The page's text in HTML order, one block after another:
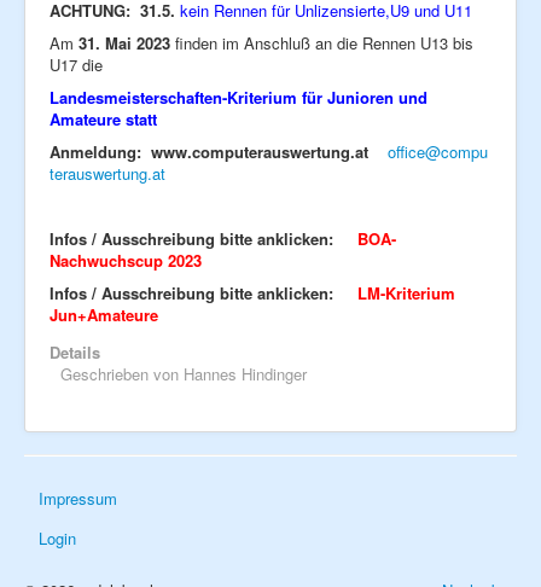
ACHTUNG: 31.5. kein Rennen für Unlizensierte,U9 und U11
Am 31. Mai 2023 finden im Anschluß an die Rennen U13 bis
U17 die
Landesmeisterschaften-Kriterium für Junioren und
Amateure statt
Anmeldung: www.computerauswertung.at
office@compu
terauswertung.at
Infos / Ausschreibung bitte anklicken:
BOA-
Nachwuchscup 2023
Infos / Ausschreibung bitte anklicken:
LM-Kriterium
Jun+Amateure
Details
Geschrieben von Hannes Hindinger
Impressum
Login